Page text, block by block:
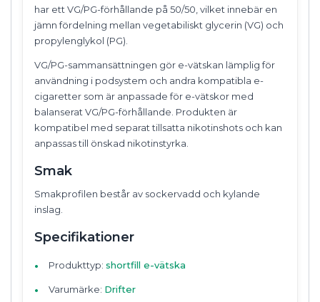
har ett VG/PG-förhållande på 50/50, vilket innebär en
jämn fördelning mellan vegetabiliskt glycerin (VG) och
propylenglykol (PG).
VG/PG-sammansättningen gör e-vätskan lämplig för
användning i podsystem och andra kompatibla e-
cigaretter som är anpassade för e-vätskor med
balanserat VG/PG-förhållande. Produkten är
kompatibel med separat tillsatta nikotinshots och kan
anpassas till önskad nikotinstyrka.
Smak
Smakprofilen består av sockervadd och kylande
inslag.
Specifikationer
Produkttyp: shortfill e-vätska
Varumärke: Drifter